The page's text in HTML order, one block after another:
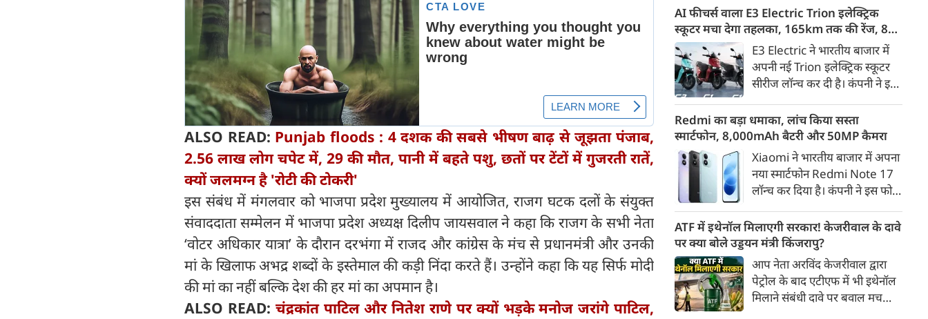
ALSO READ: Punjab floods : 4 दशक की सबसे भीषण बाढ़ से जूझता पंजाब,
2.56 लाख लोग चपेट में, 29 की मौत, पानी में बहते पशु, छतों पर टेंटों में गुजरती रातें,
क्यों जलमग्न है 'रोटी की टोकरी'
इस संबंध में मंगलवार को भाजपा प्रदेश मुख्यालय में आयोजित, राजग घटक दलों के संयुक्त
संवाददाता सम्मेलन में भाजपा प्रदेश अध्यक्ष दिलीप जायसवाल ने कहा कि राजग के सभी नेता
‘वोटर अधिकार यात्रा’ के दौरान दरभंगा में राजद और कांग्रेस के मंच से प्रधानमंत्री और उनकी
मां के खिलाफ अभद्र शब्दों के इस्तेमाल की कड़ी निंदा करते हैं। उन्होंने कहा कि यह सिर्फ मोदी
की मां का नहीं बल्कि देश की हर मां का अपमान है।
ALSO READ: चंद्रकांत पाटिल और नितेश राणे पर क्यों भड़के मनोज जरांगे पाटिल,
कर दी गई है।
अहमद के कुनबे पर कानून और
किस्मत की दोहरी मार पड़ रही है।
जिस झांसी जिले में अप्रैल 2023 में
अतीक के एनकाउंटर में मारे गए बेटे
असद की सांसें थमी थीं, उसी झांसी में
अब उसके छोटे बेटे अबान की भीषण
सड़क दुर्घटना में जान चली गई है।
AI फीचर्स वाला E3 Electric Trion इलेक्ट्रिक
स्कूटर मचा देगा तहलका, 165km तक की रेंज, 8
साल की बैटरी वारंटी, कीमत जानेंगे तो हो जाएंगे
हैरान
E3 Electric ने भारतीय बाजार में
अपनी नई Trion इलेक्ट्रिक स्कूटर
सीरीज लॉन्च कर दी है। कंपनी ने इसे
पेश किया है। Trion की शुरुआती
कीमत 99,999 रुपए (एक्स-शोरूम,
बेंगलुरु) रखी गई है। फिलहाल इसकी
बुकिंग बेंगलुरु के ग्राहकों के लिए
कंपनी की आधिकारिक वेबसाइट के
जरिए शुरू की गई है। आने वाले समय
में इसे दूसरे शहरों में भी उपलब्ध
कराया जाएगा।
Redmi का बड़ा धमाका, लांच किया सस्ता
स्मार्टफोन, 8,000mAh बैटरी और 50MP कैमरा
Xiaomi ने भारतीय बाजार में अपना
नया स्मार्टफोन Redmi Note 17
लॉन्च कर दिया है। कंपनी ने इस फोन
डिस्प्ले, 8,000mAh की बड़ी बैटरी
और Qualcomm Snapdragon
चिपसेट के साथ पेश किया है। फोन में
50MP का मेन कैमरा दिया गया है।
इसके अलावा Redmi Note 17 में
Corning Gorilla Glass 7i
ATF में इथेनॉल मिलाएगी सरकार! केजरीवाल के दावे
पर क्या बोले उड्डयन मंत्री किंजरापु?
आप नेता अरविंद केजरीवाल द्वारा
पेट्रोल के बाद एटीएफ में भी इथेनॉल
मिलाने संबंधी दावे पर बवाल मच